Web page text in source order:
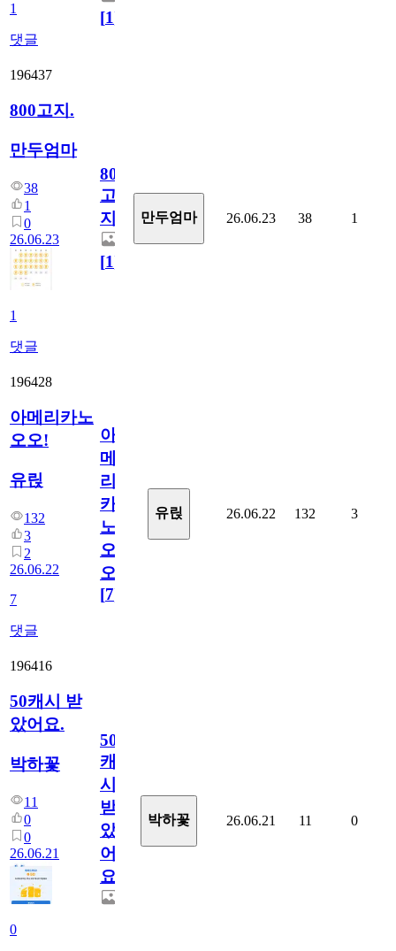
1
댓글
[1]
196437
800고지.
만두엄마
38
1
0
26.06.23
1
댓글
800
고
지.
[1]
만두엄마 26.06.23 38 1
196428
아메리카노
오오!
유릱
132
3
2
26.06.22
7
댓글
아
메
리
카
노
오
오!
[7]
유릱 26.06.22 132 3
196416
50캐시 받
았어요.
박하꽃
11
0
0
26.06.21
0
50
캐
시
받
았
어
요.
박하꽃 26.06.21 11 0